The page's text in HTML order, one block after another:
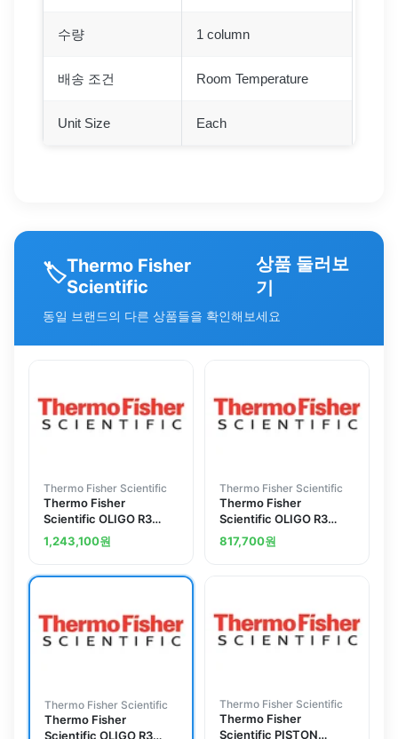
수량 1 column
배송 조건 Room Temperature
Unit Size Each
🏷️Thermo Fisher
Scientific
상품 둘러보
기
동일 브랜드의 다른 상품들을 확인해보세요
Thermo Fisher Scientific
Thermo Fisher
Scientific OLIGO R3
Column, Stainless Steel,
4.6 x 100 mm, 1.7 mL
1,243,100원
Thermo Fisher Scientific
Thermo Fisher
Scientific OLIGO R3
Reversed - Phase Resin,
25 mL
817,700원
Thermo Fisher Scientific
Thermo Fisher
Scientific OLIGO R3
Thermo Fisher Scientific
Thermo Fisher
Scientific PISTON